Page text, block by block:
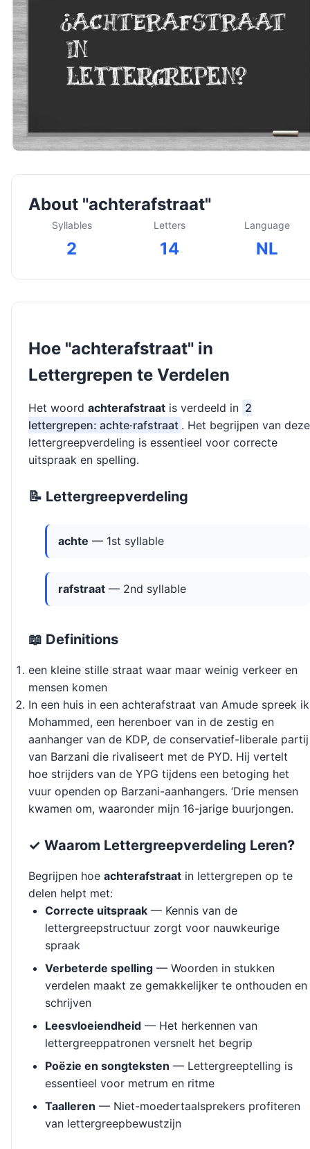
About "achterafstraat"
Syllables
2
Letters
14
Language
NL
Hoe "achterafstraat" in
Lettergrepen te Verdelen
Het woord achterafstraat is verdeeld in 2
lettergrepen: achte·rafstraat . Het begrijpen van deze
lettergreepverdeling is essentieel voor correcte
uitspraak en spelling.
📝 Lettergreepverdeling
achte — 1st syllable
rafstraat — 2nd syllable
📖 Definitions
een kleine stille straat waar maar weinig verkeer en
mensen komen
In een huis in een achterafstraat van Amude spreek ik
Mohammed, een herenboer van in de zestig en
aanhanger van de KDP, de conservatief-liberale partij
van Barzani die rivaliseert met de PYD. Hij vertelt
hoe strijders van de YPG tijdens een betoging het
vuur openden op Barzani-aanhangers. ‘Drie mensen
kwamen om, waaronder mijn 16-jarige buurjongen.
✓ Waarom Lettergreepverdeling Leren?
Begrijpen hoe achterafstraat in lettergrepen op te
delen helpt met:
Correcte uitspraak — Kennis van de
lettergreepstructuur zorgt voor nauwkeurige
spraak
Verbeterde spelling — Woorden in stukken
verdelen maakt ze gemakkelijker te onthouden en
schrijven
Leesvloeiendheid — Het herkennen van
lettergreeppatronen versnelt het begrip
Poëzie en songteksten — Lettergreeptelling is
essentieel voor metrum en ritme
Taalleren — Niet-moedertaalsprekers profiteren
van lettergreepbewustzijn